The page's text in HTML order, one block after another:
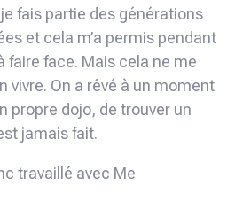
fais partie des générations
et cela m’a permis pendant
faire face. Mais cela ne me
vivre. On a rêvé à un moment
propre dojo, de trouver un
jamais fait.
travaillé avec Me